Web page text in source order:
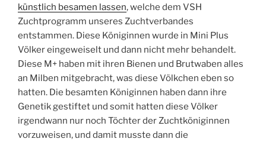
künstlich besamen lassen, welche dem VSH
Zuchtprogramm unseres Zuchtverbandes
entstammen. Diese Königinnen wurde in Mini Plus
Völker eingeweiselt und dann nicht mehr behandelt.
Diese M+ haben mit ihren Bienen und Brutwaben alles
an Milben mitgebracht, was diese Völkchen eben so
hatten. Die besamten Königinnen haben dann ihre
Genetik gestiftet und somit hatten diese Völker
irgendwann nur noch Töchter der Zuchtköniginnen
vorzuweisen, und damit musste dann die